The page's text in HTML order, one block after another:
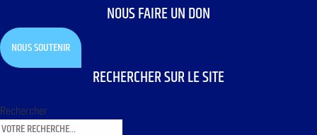
NOUS FAIRE UN DON
NOUS SOUTENIR
RECHERCHER SUR LE SITE
Rechercher